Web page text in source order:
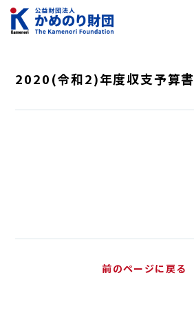
2020(令和2)年度収支予算書
前のページに戻る